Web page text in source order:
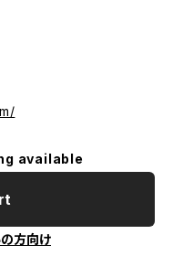
available
方向け